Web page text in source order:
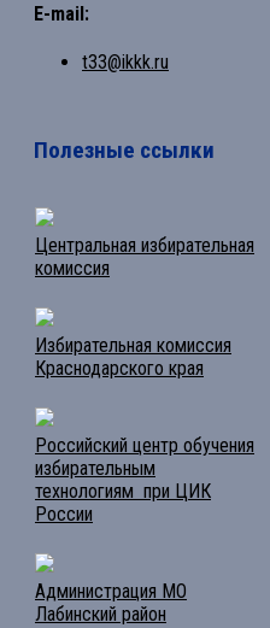
E-mail:
t33@ikkk.ru
Полезные ссылки
Центральная избирательная
комиссия
Избирательная комиссия
Краснодарского края
Российский центр обучения
избирательным
технологиям при ЦИК
России
Администрация МО
Лабинский район